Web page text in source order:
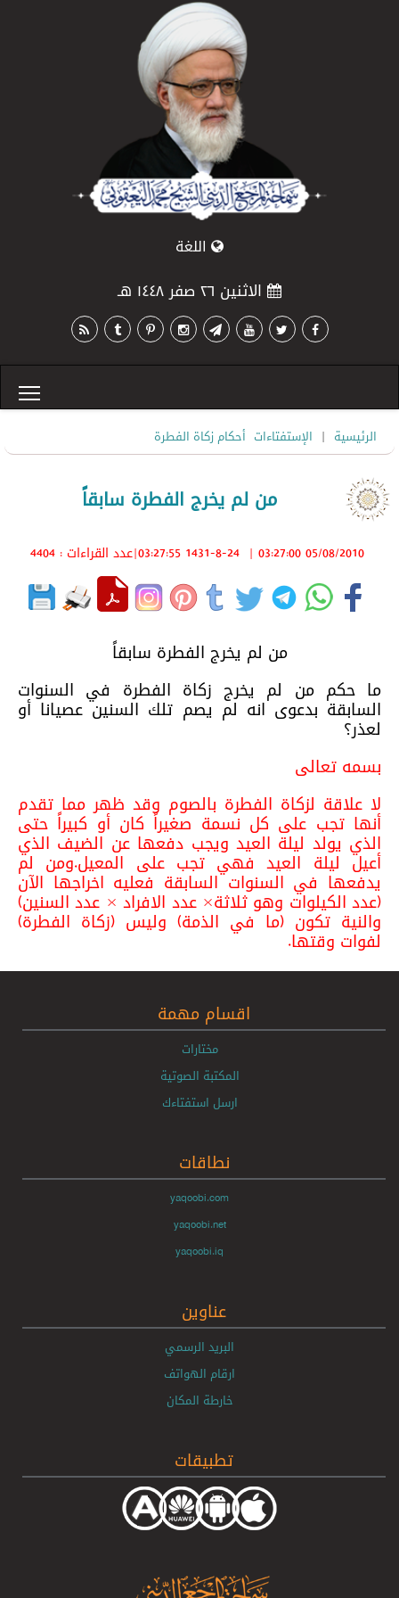
اللغة
الاثنين ٢٦ صفر ١٤٤٨ هـ
الرئيسية | الإستفتاءات أحكام زكاة الفطرة
‏من لم يخرج الفطرة سابقاً‏
05/08/2010 03:27:00
|
1431-8-24 03:27:55 |عدد القراءات : 4404
‏من لم يخرج الفطرة سابقاً‏
ما حكم من لم يخرج زكاة الفطرة في السنوات
السابقة بدعوى انه لم يصم تلك السنين ‏عصيانا أو
لعذر؟
بسمه تعالى
لا علاقة لزكاة الفطرة بالصوم وقد ظهر مما تقدم
أنها تجب على كل نسمة صغيراً كان أو ‏كبيراً حتى
الذي يولد ليلة العيد ويجب دفعها عن الضيف الذي
أعيل ليلة العيد فهي تجب ‏على المعيل.ومن لم
يدفعها في السنوات السابقة فعليه اخراجها الآن
(عدد الكيلوات وهو ‏ثلاثة× عدد الافراد × عدد السنين)
والنية تكون (ما في الذمة) وليس (زكاة الفطرة)
لفوات ‏وقتها.
اقسام مهمة
مختارات
المكتبة الصوتية
ارسل استفتاءك
نطاقات
yaqoobi.com
yaqoobi.net
yaqoobi.iq
عناوين
البريد الرسمي
ارقام الهواتف
خارطة المكان
تطبيقات